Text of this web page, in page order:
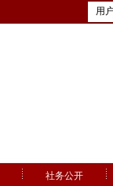
用
社务公开